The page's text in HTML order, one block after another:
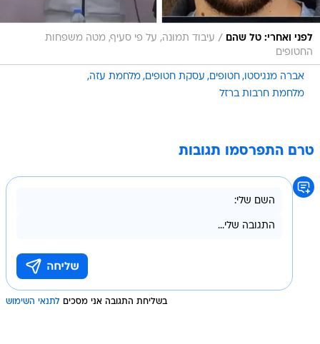
לפני ואחרי: טל שהם / עיבוד תמונה, על פי סעיף, מטה משפחות
החטופים
אברה מנגיסטו חטופים עסקת חטופים מלחמת עזה
מלחמת חרבות ברזל
טרם התפרסמו תגובות
בשליחת התגובה אני מסכים לתנאי השימוש